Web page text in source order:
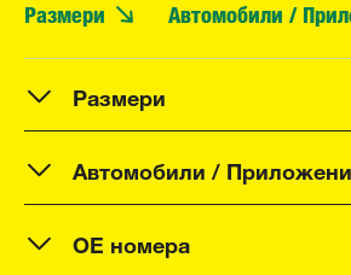
Размери Автомобили /
Размери
Автомобили /
OE номера